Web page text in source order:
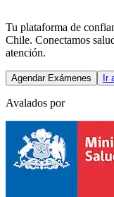
Tu plataforma de
Chile. Conectamos
atención.
Agendar Exámenes Ir
Avalados por